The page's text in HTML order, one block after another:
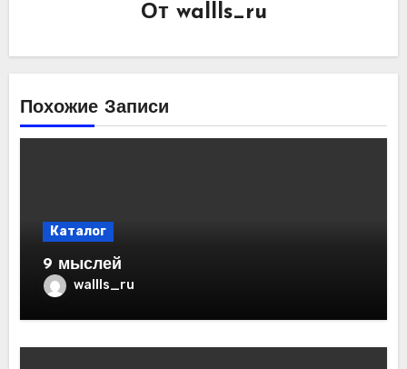
От wallls_ru
Похожие Записи
Каталог
9 мыслей
wallls_ru